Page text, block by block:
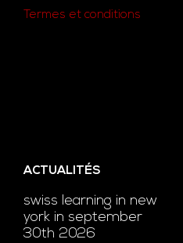
Termes et conditions
ACTUALITÉS
swiss learning in new
york in september
30th 2026